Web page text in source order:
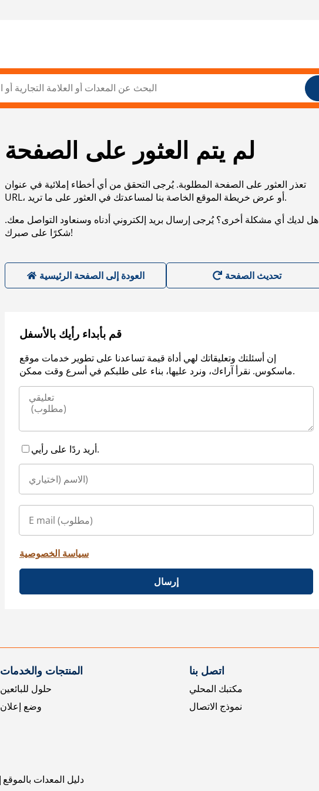
لم يتم العثور على الصفحة
تعذر العثور على الصفحة المطلوبة. يُرجى التحقق من أي أخطاء إملائية في عنوان
URL، أو عرض خريطة الموقع الخاصة بنا لمساعدتك في العثور على ما تريد.
هل لديك أي مشكلة أخرى؟ يُرجى إرسال بريد إلكتروني أدناه وسنعاود التواصل معك.
شكرًا على صبرك!
العودة إلى الصفحة الرئيسية
قم بأبداء رأيك بالأسفل
إن أسئلتك وتعليقاتك لهي أداة قيمة تساعدنا على تطوير خدمات موقع
ماسكوس. نقرأ آراءك، ونرد عليها، بناء على طلبكم في أسرع وقت ممكن.
أريد ردًا على رأيي.
سياسة الخصوصية
إرسال
المنتجات والخدمات
حلول للبائعين
وضع إعلان
اتصل بنا
مكتبك المحلي
نموذج الاتصال
دليل المعدات بالموقع